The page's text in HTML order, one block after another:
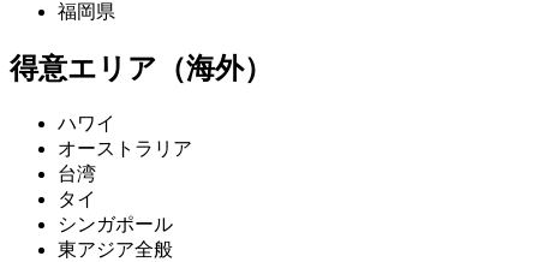
福岡県
得意エリア（海外）
ハワイ
オーストラリア
台湾
タイ
シンガポール
東アジア全般